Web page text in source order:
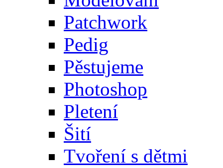
Patchwork
Pedig
Pěstujeme
Photoshop
Pletení
Šití
Tvoření s dětmi